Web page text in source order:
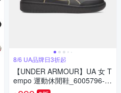
8/6 UA品牌日3折起
【UNDER ARMOUR】UA 女 T
empo 運動休閒鞋_6005796-0
03